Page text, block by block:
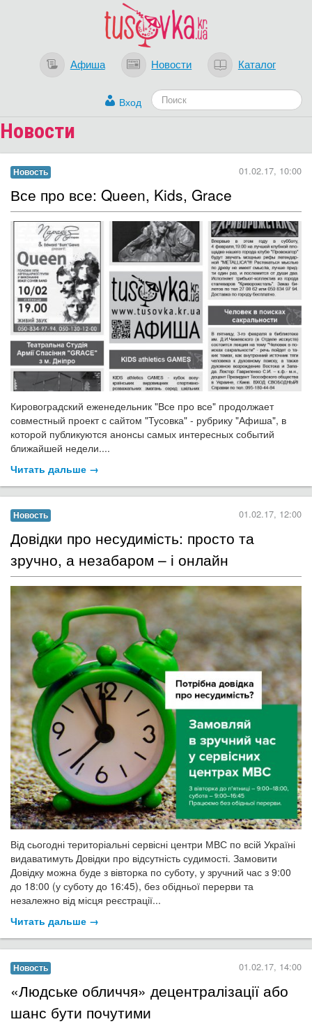
Афиша Новости Каталог
Вход
Новости
Новость 01.02.17, 10:00
Все про все: Queen, Kids, Grace
Кировоградский еженедельник "Все про все" продолжает
совместный проект с сайтом "Тусовка" - рубрику "Афиша", в
которой публикуются анонсы самых интересных событий
ближайшей недели....
Читать дальше →
Новость 01.02.17, 12:00
Довідки про несудимість: просто та
зручно, а незабаром – і онлайн
Від сьогодні територіальні сервісні центри МВС по всій Україні
видаватимуть Довідки про відсутність судимості. Замовити
Довідку можна буде з вівторка по суботу, у зручний час з 9:00
до 18:00 (у суботу до 16:45), без обідньої перерви та
незалежно від місця реєстрації...
Читать дальше →
Новость 01.02.17, 14:00
«Людське обличчя» децентралізації або
шанс бути почутими